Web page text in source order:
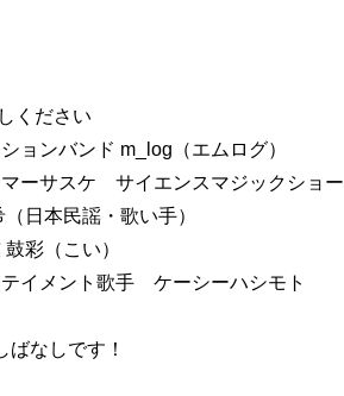
ください
ョンバンド m_log（エムログ）
ーサスケ サイエンスマジックショー
（日本民謡・歌い手）
彩（こい）
イメント歌手 ケーシーハシモト
なしです！